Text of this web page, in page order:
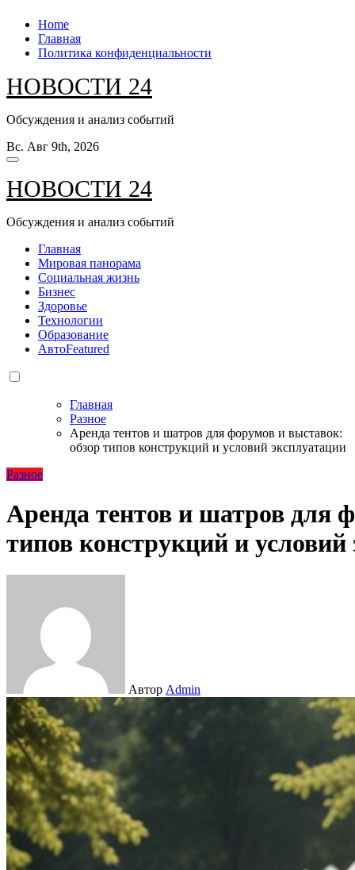
Перейти
содержанию
Home
Главная
Политика конфиденциальности
НОВОСТИ 24
Обсуждения и анализ событий
Вс. Авг 9th, 2026
НОВОСТИ 24
Обсуждения и анализ событий
Главная
Мировая панорама
Социальная жизнь
Бизнес
Здоровье
Технологии
Образование
АвтоFeatured
Главная
Разное
Аренда тентов и шатров для форумов и выставок:
обзор типов конструкций и условий эксплуатации
Разное
Аренда тентов и шатров для
типов конструкций и условий
Автор Admin